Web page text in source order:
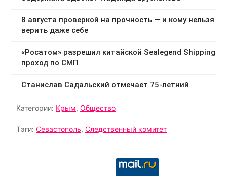
Категории: Крым, Общество
Тэги: Севастополь, Следственный комитет